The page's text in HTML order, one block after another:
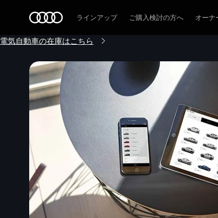
ラインアップ ご購入検討の方へ オーナ
電気自動車の在庫はこちら